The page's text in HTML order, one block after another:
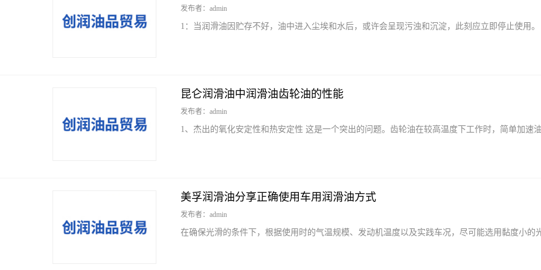
发布者：admin
1：当润滑油因贮存不好，油中进入尘埃和水后，或许会呈现污浊和沉淀，此刻应立即停止使用
昆仑润滑油中润滑油齿轮油的性能
发布者：admin
1、杰出的氧化安定性和热安定性 这是一个突出的问题。齿轮油在较高温度下工作时，简单加速
美孚润滑油分享正确使用车用润滑油方式
发布者：admin
在确保光滑的条件下，根据使用时的气温规模、发动机温度以及实践车况，尽可能选用黏度小